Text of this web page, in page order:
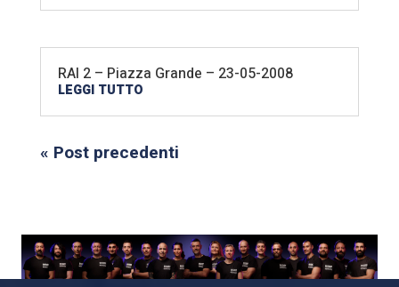
RAI 2 – Piazza Grande – 23-05-2008
LEGGI TUTTO
« Post precedenti